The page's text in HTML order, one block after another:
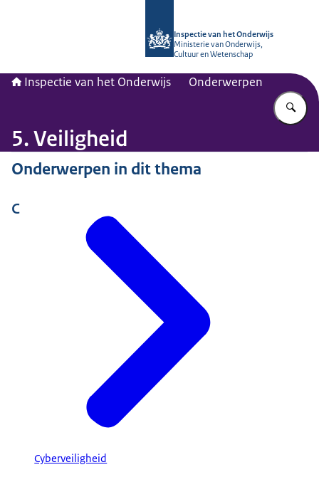
Inspectie van het Onderwijs
Ministerie van Onderwijs,
Cultuur en Wetenschap
Inspectie van het Onderwijs Onderwerpen
5. Veiligheid
Onderwerpen in dit thema
C
Cyberveiligheid